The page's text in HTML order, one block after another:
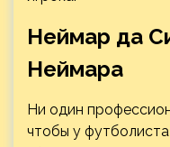
Неймар да
Неймара
Ни один
чтобы у